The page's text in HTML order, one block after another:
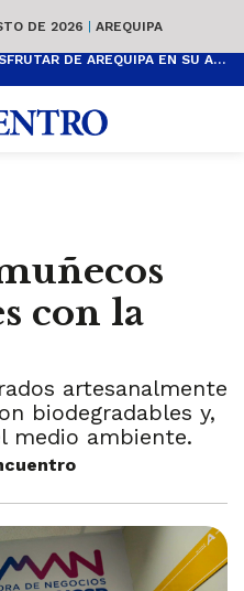
DE 2026 | AREQUIPA
ACTIVIDADES GRATUITAS PARA DISFRUTAR DE AREQUIPA EN SU ANIVERSARIO
con la
artesanalmente
biodegradables y,
medio ambiente.